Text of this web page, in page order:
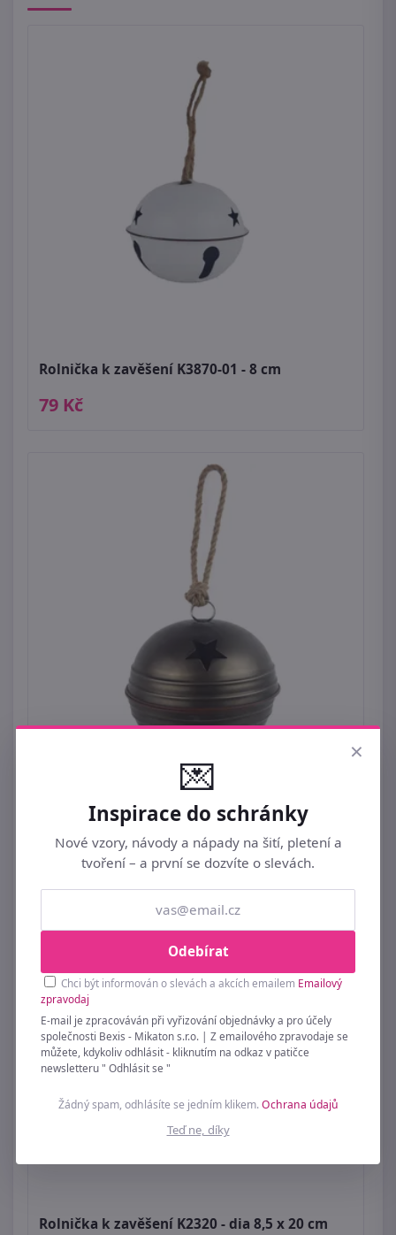
Rolnička k zavěšení K3870-01 - 8 cm
79 Kč
769 Kč
Rolnička k zavěšení K2320 - dia 8,5 x 20 cm
×
💌
Inspirace do schránky
Nové vzory, návody a nápady na šití, pletení a
tvoření – a první se dozvíte o slevách.
Odebírat
Chci být informován o slevách a akcích emailem Emailový
zpravodaj
E-mail je zpracováván při vyřizování objednávky a pro účely
společnosti Bexis - Mikaton s.r.o. | Z emailového zpravodaje se
můžete, kdykoliv odhlásit - kliknutím na odkaz v patičce
newsletteru " Odhlásit se "
Žádný spam, odhlásíte se jedním klikem.Ochrana údajů
Teď ne, díky